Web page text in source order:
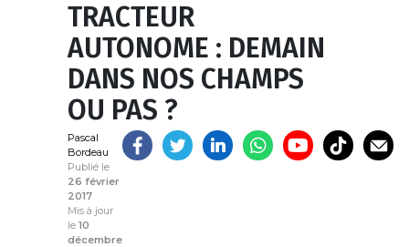
TRACTEUR
AUTONOME : DEMAIN
DANS NOS CHAMPS
OU PAS ?
Pascal
Bordeau
Publié le
26 février
2017
Mis à jour
le 10
décembre